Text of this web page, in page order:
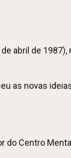
abril de
as novas
do Centro